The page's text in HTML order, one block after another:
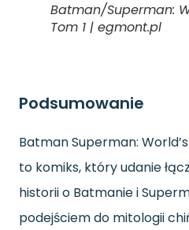
Batman/Superman:
Tom 1 | egmont.pl
Podsumowanie
Batman Superman:
to komiks, który udanie
historii o Batmanie i
podejściem do mitologii